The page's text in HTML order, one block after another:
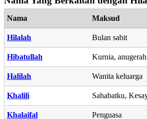
Nama Maksud
Hilalah Bulan sabit
Hibatullah Kurnia,
Halilah Wanita keluarga
Khalili Sahabatku,
Khalaifal Penguasa